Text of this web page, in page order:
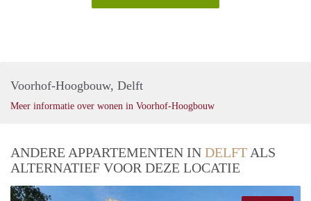
Voorhof-Hoogbouw, Delft
Meer informatie over wonen in Voorhof-Hoogbouw
ANDERE APPARTEMENTEN IN DELFT ALS
ALTERNATIEF VOOR DEZE LOCATIE